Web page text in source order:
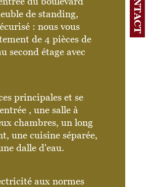
de standing,
: nous vous
de 4 pièces de
second étage avec
principales et se
, une salle à
chambres, un long
une cuisine séparée,
dalle d'eau.
aux normes